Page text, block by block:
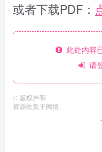
或者下载PDF：
此处内容
请
© 版权声明
资源收集于网络。